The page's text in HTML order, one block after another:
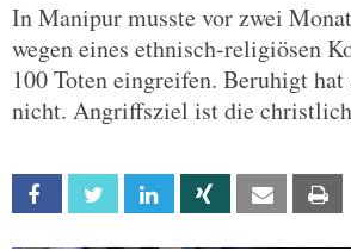
In Manipur musste vor zwei
wegen eines ethnisch-religiösen
100 Toten eingreifen. Beruhigt
nicht. Angriffsziel ist die
Facebook Twitter Linkedin Xing Email